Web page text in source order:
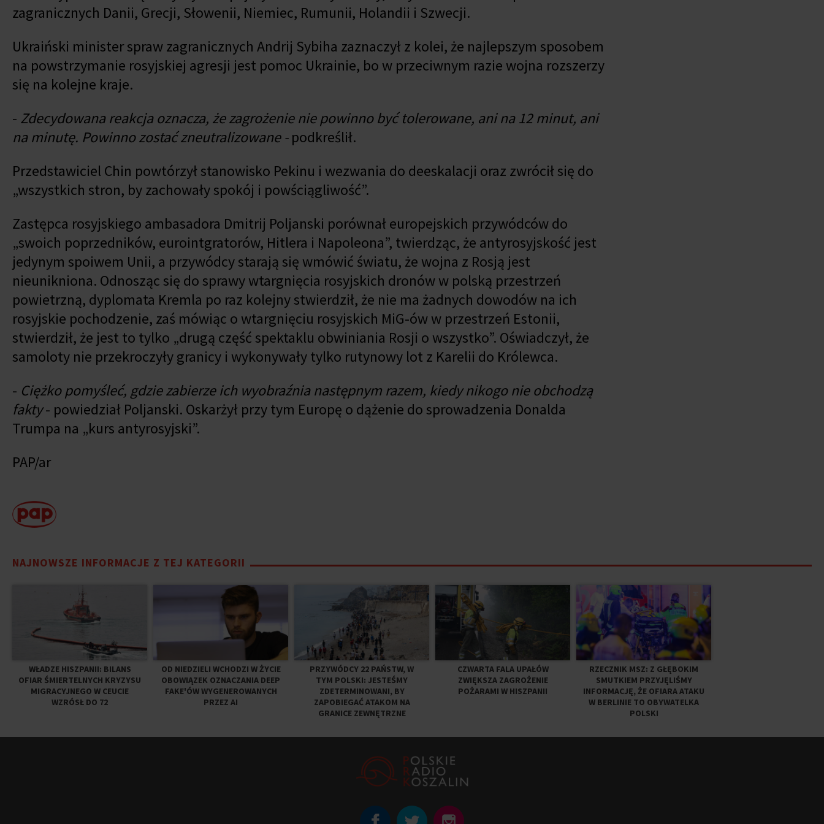
zagranicznych Danii, Grecji, Słowenii, Niemiec, Rumunii, Holandii i Szwecji.
Ukraiński minister spraw zagranicznych Andrij Sybiha zaznaczył z kolei, że najlepszym sposobem
na powstrzymanie rosyjskiej agresji jest pomoc Ukrainie, bo w przeciwnym razie wojna rozszerzy
się na kolejne kraje.
- Zdecydowana reakcja oznacza, że zagrożenie nie powinno być tolerowane, ani na 12 minut, ani
na minutę. Powinno zostać zneutralizowane -podkreślił.
Przedstawiciel Chin powtórzył stanowisko Pekinu i wezwania do deeskalacji oraz zwrócił się do
„wszystkich stron, by zachowały spokój i powściągliwość”.
Zastępca rosyjskiego ambasadora Dmitrij Poljanski porównał europejskich przywódców do
„swoich poprzedników, eurointgratorów, Hitlera i Napoleona”, twierdząc, że antyrosyjskość jest
jedynym spoiwem Unii, a przywódcy starają się wmówić światu, że wojna z Rosją jest
nieunikniona. Odnosząc się do sprawy wtargnięcia rosyjskich dronów w polską przestrzeń
powietrzną, dyplomata Kremla po raz kolejny stwierdził, że nie ma żadnych dowodów na ich
rosyjskie pochodzenie, zaś mówiąc o wtargnięciu rosyjskich MiG-ów w przestrzeń Estonii,
stwierdził, że jest to tylko „drugą część spektaklu obwiniania Rosji o wszystko”. Oświadczył, że
samoloty nie przekroczyły granicy i wykonywały tylko rutynowy lot z Karelii do Królewca.
- Ciężko pomyśleć, gdzie zabierze ich wyobraźnia następnym razem, kiedy nikogo nie obchodzą
fakty- powiedział Poljanski. Oskarżył przy tym Europę o dążenie do sprowadzenia Donalda
Trumpa na „kurs antyrosyjski”.
PAP/ar
NAJNOWSZE INFORMACJE Z TEJ KATEGORII
WŁADZE HISZPANII: BILANS
OFIAR ŚMIERTELNYCH KRYZYSU
MIGRACYJNEGO W CEUCIE
WZRÓSŁ DO 72
OD NIEDZIELI WCHODZI W ŻYCIE
OBOWIĄZEK OZNACZANIA DEEP
FAKE'ÓW WYGENEROWANYCH
PRZEZ AI
PRZYWÓDCY 22 PAŃSTW, W
TYM POLSKI: JESTEŚMY
ZDETERMINOWANI, BY
ZAPOBIEGAĆ ATAKOM NA
GRANICE ZEWNĘTRZNE
CZWARTA FALA UPAŁÓW
ZWIĘKSZA ZAGROŻENIE
POŻARAMI W HISZPANII
RZECZNIK MSZ: Z GŁĘBOKIM
SMUTKIEM PRZYJĘLIŚMY
INFORMACJĘ, ŻE OFIARA ATAKU
W BERLINIE TO OBYWATELKA
POLSKI